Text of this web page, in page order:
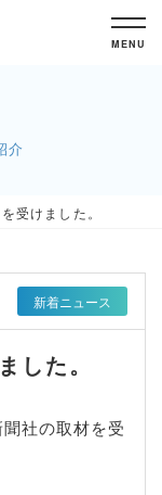
MENU
介
受けました。
新着ニュース
した。
社の取材を受